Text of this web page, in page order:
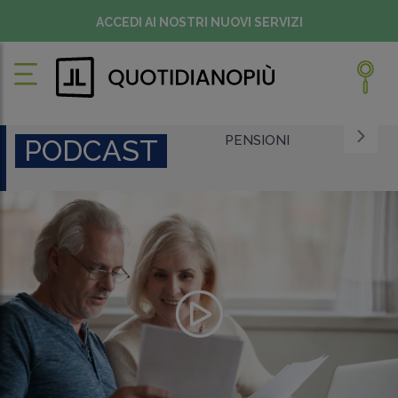
ACCEDI AI NOSTRI NUOVI SERVIZI
PODCAST PENSIONI